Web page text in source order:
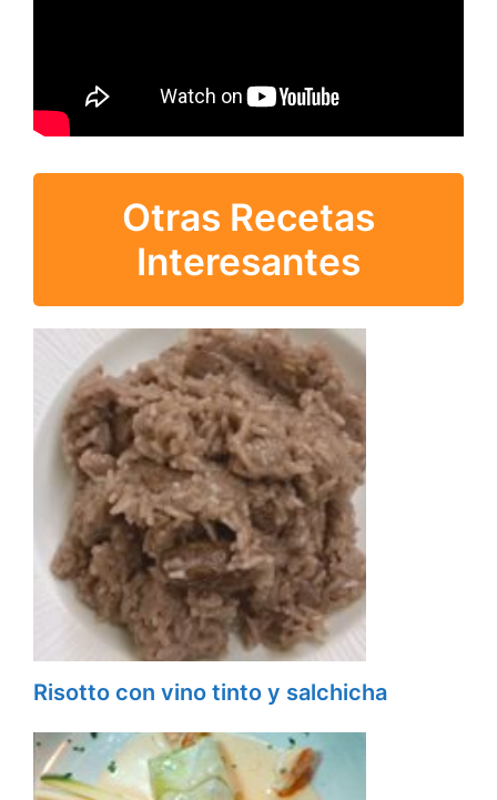
Otras Recetas
Interesantes
Risotto con vino tinto y salchicha